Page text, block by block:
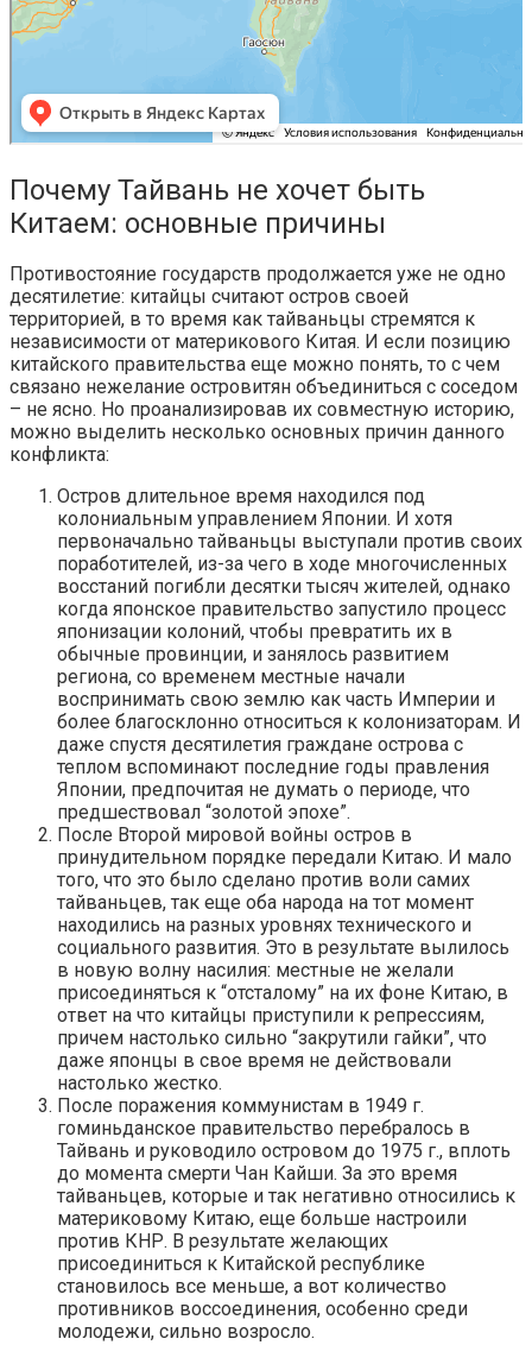
Почему Тайвань не хочет быть
Китаем: основные причины
Противостояние государств продолжается уже не одно
десятилетие: китайцы считают остров своей
территорией, в то время как тайваньцы стремятся к
независимости от материкового Китая. И если позицию
китайского правительства еще можно понять, то с чем
связано нежелание островитян объединиться с соседом
– не ясно. Но проанализировав их совместную историю,
можно выделить несколько основных причин данного
конфликта:
Остров длительное время находился под
колониальным управлением Японии. И хотя
первоначально тайваньцы выступали против своих
поработителей, из-за чего в ходе многочисленных
восстаний погибли десятки тысяч жителей, однако
когда японское правительство запустило процесс
японизации колоний, чтобы превратить их в
обычные провинции, и занялось развитием
региона, со временем местные начали
воспринимать свою землю как часть Империи и
более благосклонно относиться к колонизаторам. И
даже спустя десятилетия граждане острова с
теплом вспоминают последние годы правления
Японии, предпочитая не думать о периоде, что
предшествовал “золотой эпохе”.
После Второй мировой войны остров в
принудительном порядке передали Китаю. И мало
того, что это было сделано против воли самих
тайваньцев, так еще оба народа на тот момент
находились на разных уровнях технического и
социального развития. Это в результате вылилось
в новую волну насилия: местные не желали
присоединяться к “отсталому” на их фоне Китаю, в
ответ на что китайцы приступили к репрессиям,
причем настолько сильно “закрутили гайки”, что
даже японцы в свое время не действовали
настолько жестко.
После поражения коммунистам в 1949 г.
гоминьданское правительство перебралось в
Тайвань и руководило островом до 1975 г., вплоть
до момента смерти Чан Кайши. За это время
тайваньцев, которые и так негативно относились к
материковому Китаю, еще больше настроили
против КНР. В результате желающих
присоединиться к Китайской республике
становилось все меньше, а вот количество
противников воссоединения, особенно среди
молодежи, сильно возросло.